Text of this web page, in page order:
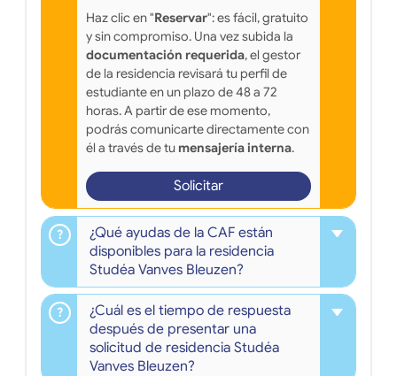
Haz clic en "Reservar": es fácil, gratuito
y sin compromiso. Una vez subida la
documentación requerida, el gestor
de la residencia revisará tu perfil de
estudiante en un plazo de 48 a 72
horas. A partir de ese momento,
podrás comunicarte directamente con
él a través de tu mensajería interna.
Solicitar
¿Qué ayudas de la CAF están
disponibles para la residencia
Studéa Vanves Bleuzen?
¿Cuál es el tiempo de respuesta
después de presentar una
solicitud de residencia Studéa
Vanves Bleuzen?